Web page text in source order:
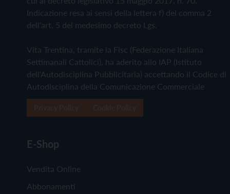
Indicazione resa ai sensi della lettera f) del comma 2
dell'art. 5 del medesimo decreto Lgs.
Vita Trentina, tramite la Fisc (Federazione Italiana
Settimanali Cattolici), ha aderito allo IAP (Istituto
dell'Autodisciplina Pubblicitaria) accettando il Codice di
Autodisciplina della Comunicazione Commerciale
E-Shop
Vendita Online
Abbonamenti